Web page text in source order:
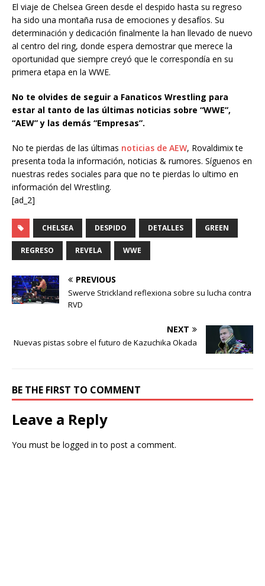
El viaje de Chelsea Green desde el despido hasta su regreso
ha sido una montaña rusa de emociones y desafíos. Su
determinación y dedicación finalmente la han llevado de nuevo
al centro del ring, donde espera demostrar que merece la
oportunidad que siempre creyó que le correspondía en su
primera etapa en la WWE.
No te olvides de seguir a Fanaticos Wrestling para
estar al tanto de las últimas noticias sobre “WWE”,
“AEW” y las demás “Empresas”.
No te pierdas de las últimas noticias de AEW, Rovaldimix te
presenta toda la información, noticias & rumores. Síguenos en
nuestras redes sociales para que no te pierdas lo ultimo en
información del Wrestling.
[ad_2]
CHELSEA DESPIDO DETALLES GREEN
REGRESO REVELA WWE
PREVIOUS
Swerve Strickland reflexiona sobre su lucha contra
RVD
NEXT
Nuevas pistas sobre el futuro de Kazuchika Okada
BE THE FIRST TO COMMENT
Leave a Reply
You must be logged in to post a comment.